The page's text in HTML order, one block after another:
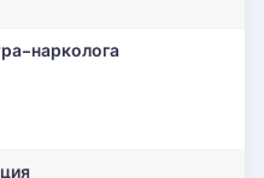
нарколога